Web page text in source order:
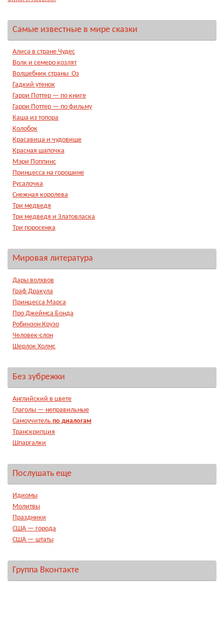
Самые известные в мире сказки
Алиса в стране Чудес
Волк и семеро козлят
Волшебник страны Оз
Гадкий утенок
Гарри Поттер — по книге
Гарри Поттер — по фильму
Каша из топора
Колобок
Красавица и чудовище
Красная шапочка
Мэри Поппинс
Принцесса на горошине
Русалочка
Снежная королева
Три медведя
Три медведя и Златовласка
Три поросенка
Мировая литература
Дары волхвов
Граф Дракула
Принцесса Марса
Про Джеймса Бонда
Робинзон Крузо
Человек-слон
Шерлок Холмс
Без зубрежки
Английский в цвете
Глаголы — неправильные
Самоучитель по диалогам
Транскрипция
Шпаргалки
Послушать еще
Идиомы
Молитвы
Праздники
США — города
США — штаты
Группа Вконтакте